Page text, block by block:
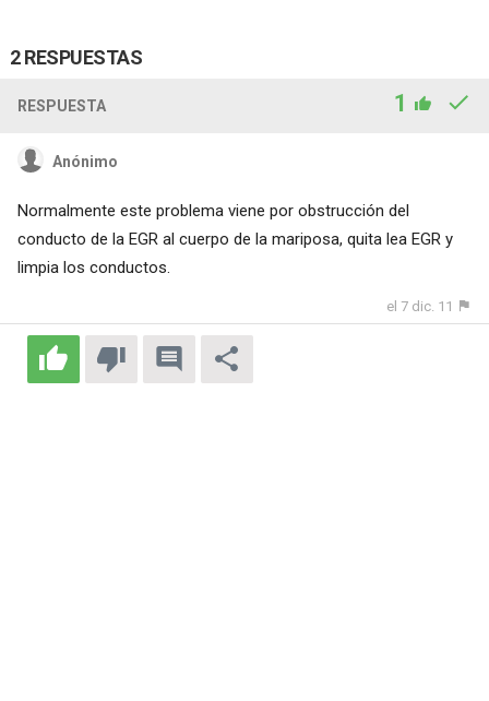
2 RESPUESTAS
RESPUESTA 1
Anónimo
Normalmente este problema viene por obstrucción del
conducto de la EGR al cuerpo de la mariposa, quita lea EGR y
limpia los conductos.
el 7 dic. 11